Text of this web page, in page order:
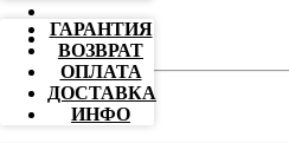
ГАРАНТИЯ
ВОЗВРАТ
ОПЛАТА
ДОСТАВКА
ИНФО